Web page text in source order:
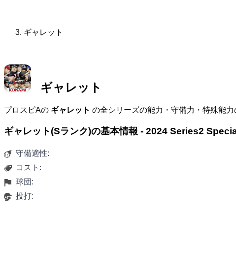
ギャレット
ギャレット
プロスピAの ギャレット の全シリーズの能力・守備力・特殊能
ギャレット(Sランク)の基本情報 - 2024 Series2
守備適性:
コスト:
球団:
投打: